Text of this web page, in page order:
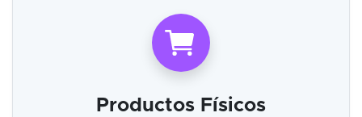
Productos Físicos